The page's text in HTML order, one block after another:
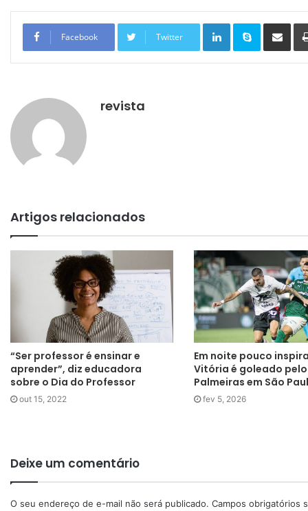
Facebook Twitter
Linkedin Skype
revista
Artigos relacionados
“Ser professor é ensinar e
aprender”, diz educadora
sobre o Dia do Professor
out 15, 2022
Em noite pouco
Vitória é goleado pelo
Palmeiras em São
fev 5, 2026
Deixe um comentário
O seu endereço de e-mail não será publicado. Campos obrigatórios